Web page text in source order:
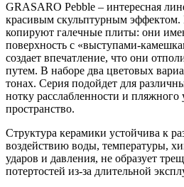
GRASARO Pebble – интересная
красивым скульптурным эффектом.
копируют галечные плиты: они
поверхность с «выступами-
создает впечатление, что они
путем. В наборе два цветовых
тонах. Серия подойдет для
нотку расслабленности и
пространство.
Структура керамики устойчива к
воздействию воды, температуры,
ударов и давления, не образует
потертостей из-за длительной